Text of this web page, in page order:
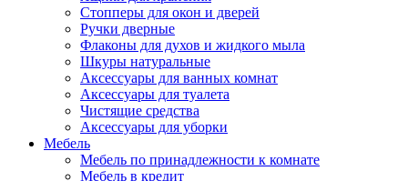
Стопперы для окон и дверей
Ручки дверные
Флаконы для духов и жидкого мыла
Шкуры натуральные
Аксессуары для ванных комнат
Аксессуары для туалета
Чистящие средства
Аксессуары для уборки
Мебель
Мебель по принадлежности к комнате
Мебель в кредит